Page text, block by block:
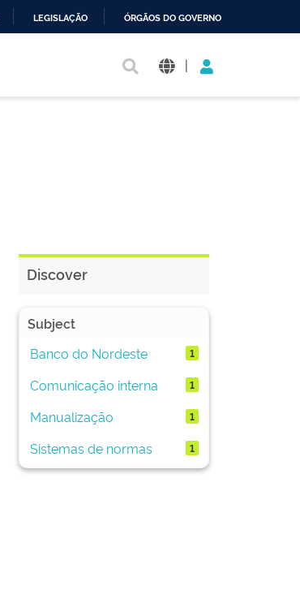
LEGISLAÇÃO ÓRGÃOS DO GOVERNO
|
Discover
Subject
Banco do Nordeste
1
Comunicação interna 1
Manualização 1
Sistemas de normas 1